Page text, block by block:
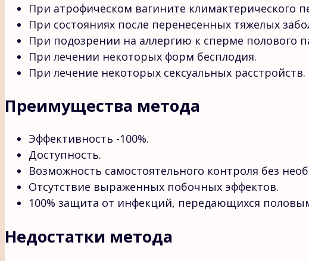
При атрофическом вагините климактерического
При состояниях после перенесенных тяжелых
При подозрении на аллергию к сперме полового
При лечении некоторых форм бесплодия.
При лечение некоторых сексуальных расстройств.
Преимущества метода
Эффективность -100%.
Доступность.
Возможность самостоятельного контроля без
Отсутствие выраженных побочных эффектов.
100% защита от инфекций, передающихся
Недостатки метода